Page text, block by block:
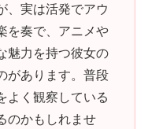
、実は活発でアウ
を奏で、アニメや
魅力を持つ彼女の
があります。普段
よく観察している
のかもしれませ